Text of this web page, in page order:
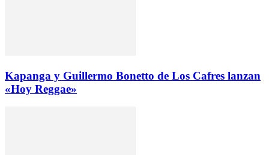
Kapanga y Guillermo Bonetto de Los Cafres lanzan
«Hoy Reggae»